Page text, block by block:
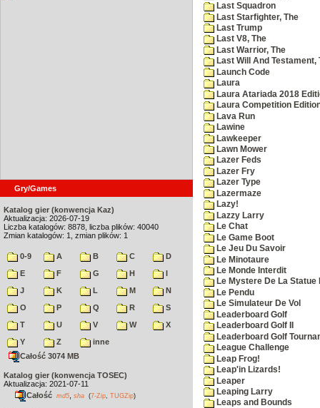
Gry/Games
Katalog gier (konwencja Kaz)
Aktualizacja: 2026-07-19
Liczba katalogów: 8878, liczba plików: 40040
Zmian katalogów: 1, zmian plików: 1
0-9 A B C
D
E
F G H
I
J
K L M
N
O
P Q R
S
T
U V W
X
Y
Z
inne
Całość 3074 MB
Katalog gier (konwencja TOSEC)
Aktualizacja: 2021-07-11
Całość md5 sha (7-Zip TUGZip)
Last Squadron
Last Starfighter, The
Last Trump
Last V8, The
Last Warrior, The
Last Will And Testament,
Launch Code
Laura
Laura Atariada 2018
Laura Competition
Lava Run
Lawine
Lawkeeper
Lawn Mower
Lazer Feds
Lazer Fry
Lazer Type
Lazermaze
Lazy!
Lazzy Larry
Le Chat
Le Game Boot
Le Jeu Du Savoir
Le Minotaure
Le Monde Interdit
Le Mystere De La Statue
Le Pendu
Le Simulateur De Vol
Leaderboard Golf
Leaderboard Golf II
Leaderboard Golf
League Challenge
Leap Frog!
Leap'in Lizards!
Leaper
Leaping Larry
Leaps and Bounds